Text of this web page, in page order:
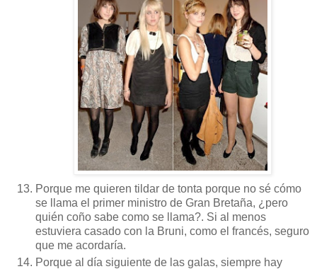
Porque me quieren tildar de tonta porque no sé cómo
se llama el primer ministro de Gran Bretaña, ¿pero
quién coño sabe como se llama?. Si al menos
estuviera casado con la Bruni, como el francés, seguro
que me acordaría.
Porque al día siguiente de las galas, siempre hay